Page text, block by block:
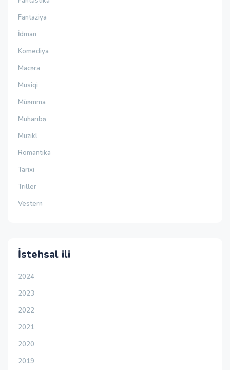
Fantaziya
İdman
Komediya
Macəra
Musiqi
Müəmma
Müharibə
Müzikl
Romantika
Tarixi
Triller
Vestern
İstehsal ili
2024
2023
2022
2021
2020
2019